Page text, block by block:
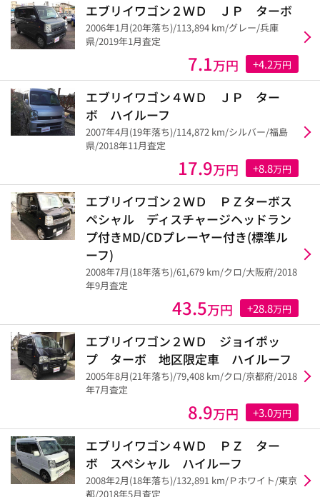
エブリイワゴン２ＷＤ ＪＰ ターボ
2006年1月(20年落ち)/113,894 km/グレー/兵庫
県/2019年1月査定
7.1万円 +4.2万円
エブリイワゴン４ＷＤ ＪＰ ター
ボ ハイルーフ
2007年4月(19年落ち)/114,872 km/シルバー/福島
県/2018年11月査定
17.9万円 +8.8万円
エブリイワゴン２ＷＤ ＰＺターボス
ペシャル ディスチャージヘッドラン
プ付きMD/CDプレーヤー付き(標準ル
ーフ)
2008年7月(18年落ち)/61,679 km/クロ/大阪府/2018
年9月査定
43.5万円 +28.8万円
エブリイワゴン２ＷＤ ジョイポッ
プ ターボ 地区限定車 ハイルーフ
2005年8月(21年落ち)/79,408 km/クロ/京都府/2018
年7月査定
8.9万円 +3.0万円
エブリイワゴン４ＷＤ ＰＺ ター
ボ スペシャル ハイルーフ
2008年2月(18年落ち)/132,891 km/Ｐホワイト/東京
都/2018年5月査定